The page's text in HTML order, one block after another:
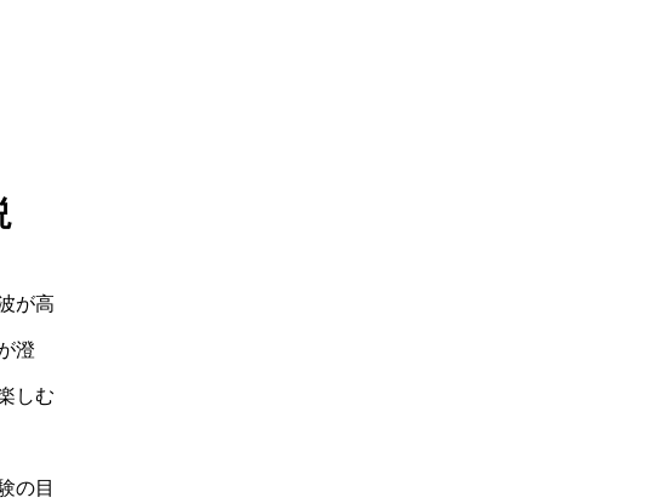
が高
澄
しむ
の目